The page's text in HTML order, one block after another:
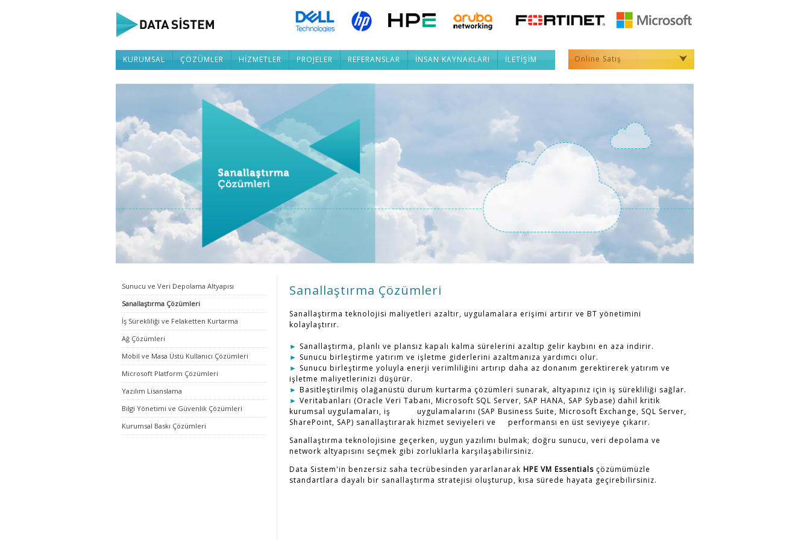
KURUMSAL ÇÖZÜMLER HİZMETLER PROJELER REFERANSLAR İNSAN KAYNAKLARI İLETİŞİM Online Satış
Sunucu ve Veri Depolama Altyapısı
Sanallaştırma Çözümleri
İş Sürekliliği ve Felaketten Kurtarma
Ağ Çözümleri
Mobil ve Masa Üstü Kullanıcı Çözümleri
Microsoft Platform Çözümleri
Yazılım Lisanslama
Bilgi Yönetimi ve Güvenlik Çözümleri
Kurumsal Baskı Çözümleri
Sanallaştırma Çözümleri
Sanallaştırma teknolojisi maliyetleri azaltır, uygulamalara erişimi artırır ve BT yönetimini
kolaylaştırır.
► Sanallaştırma, planlı ve plansız kapalı kalma sürelerini azaltıp gelir kaybını en aza indirir.
► Sunucu birleştirme yatırım ve işletme giderlerini azaltmanıza yardımcı olur.
► Sunucu birleştirme yoluyla enerji verimliliğini artırıp daha az donanım gerektirerek yatırım ve
işletme maliyetlerinizi düşürür.
► Basitleştirilmiş olağanüstü durum kurtarma çözümleri sunarak, altyapınız için iş sürekliliği sağlar.
► Veritabanları (Oracle Veri Tabanı, Microsoft SQL Server, SAP HANA, SAP Sybase) dahil kritik
kurumsal uygulamaları, iş uygulamalarını (SAP Business Suite, Microsoft Exchange, SQL Server,
SharePoint, SAP) sanallaştırarak hizmet seviyeleri ve performansı en üst seviyeye çıkarır.
Sanallaştırma teknolojisine geçerken, uygun yazılımı bulmak; doğru sunucu, veri depolama ve
network altyapısını seçmek gibi zorluklarla karşılaşabilirsiniz.
Data Sistem'in benzersiz saha tecrübesinden yararlanarak HPE VM Essentialsçözümümüzle
standartlara dayalı bir sanallaştırma stratejisi oluşturup, kısa sürede hayata geçirebilirsiniz.